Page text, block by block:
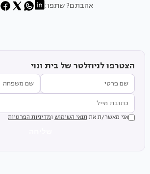
אהבתם? שתפו:
הצטרפו לניוזלטר של בית ונוי
אני מאשר/ת את תנאי השימוש ומדיניות הפרטיות